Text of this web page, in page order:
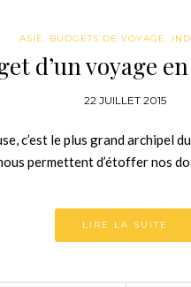
ASIE, BUDGETS DE VOYAGE,
d’un voyage
22 JUILLET 2015
c’est le plus grand archipel
permettent d’étoffer nos
LIRE LA SUITE